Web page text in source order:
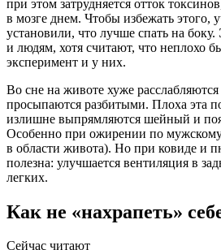
при этом затрудняется отток
в мозге днем. Чтобы избежать этого,
установили, что лучше спать на
и людям, хотя считают, что неплохо
эксперимент и у них.
Во сне на животе хуже
просыпаются разбитыми. Плоха эта
излишне выпрямляются шейный и
Особенно при ожирении по
в области живота). Но при ковиде и
полезна: улучшается вентиляция в
легких.
Как не «нахрапеть»
Сейчас читают